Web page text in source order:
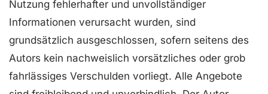
Nutzung fehlerhafter und unvollständiger
Informationen verursacht wurden, sind
grundsätzlich ausgeschlossen, sofern seitens des
Autors kein nachweislich vorsätzliches oder grob
fahrlässiges Verschulden vorliegt. Alle Angebote